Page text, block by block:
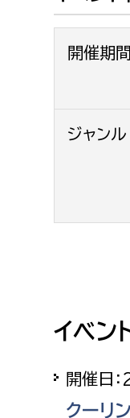
妊産婦
高齢者
外国人
ペット
市民部
地域政策課
人権・男女
戸籍住民課
高齢介護課
保険課
開催期間
ジャンル
イベン
開催日
クーリ